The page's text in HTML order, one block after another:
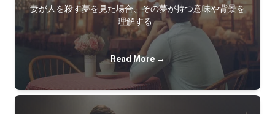
妻が人を殺す夢を見た場合、その夢が持つ意味や背景を
理解する…
Read More →